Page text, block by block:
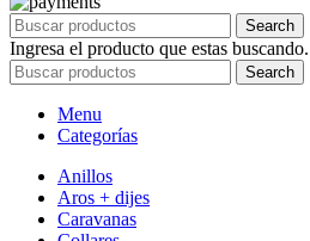
Search
Ingresa el producto que estas buscando.
Search
Menu
Categorías
Anillos
Aros + dijes
Caravanas